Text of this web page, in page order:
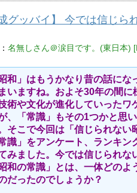
成グッバイ】 今では信じ
名無しさん＠涙目です。(東日本)
昭和」はもうかなり昔の話にな
いますね。およそ30年の間に
術や文化が進化していったワ
、「常識」もその1つかと思い
そこで今回は「信じられない
識」をアンケート、ランキン
みました。今では信じられな
昭和の常識」とは、一体どのよ
だったのでしょうか？